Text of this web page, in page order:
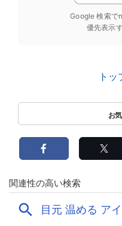
Google 検索で
優先表示
トッ